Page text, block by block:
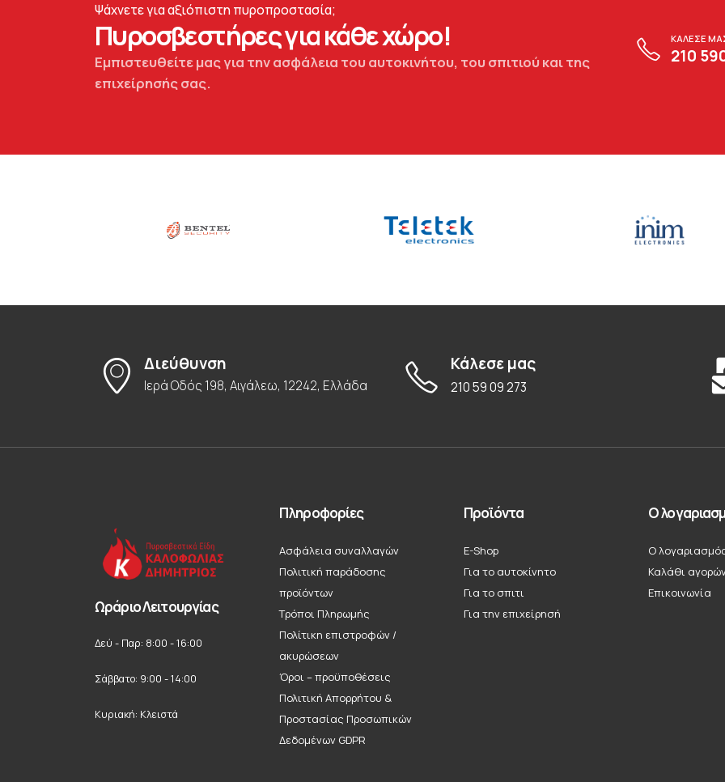
Ψάχνετε για αξιόπιστη πυροπροστασία;
Πυροσβεστήρες για κάθε χώρο!
Εμπιστευθείτε μας για την ασφάλεια του αυτοκινήτου, του σπιτιού και της
επιχείρησής σας.
ΚΑΛΕΣΕ
210
Διεύθυνση
Ιερά Οδός 198, Αιγάλεω, 12242, Ελλάδα
Κάλεσε μας
210 59 09 273
Ωράριο Λειτουργίας
Δεύ - Παρ: 8:00 - 16:00
Σάββατο: 9:00 - 14:00
Κυριακή: Κλειστά
Πληροφορίες
Ασφάλεια συναλλαγών
Πολιτική παράδοσης
προϊόντων
Τρόποι Πληρωμής
Πολίτικη επιστροφών /
ακυρώσεων
Όροι – προϋποθέσεις
Πολιτική Απορρήτου &
Προστασίας Προσωπικών
Δεδομένων GDPR
Προϊόντα
E-Shop
Για το αυτοκίνητο
Για το σπιτι
Για την επιχείρησή
Ο
Ο
Καλάθι
Επικοινωνία